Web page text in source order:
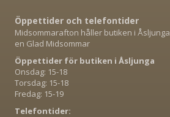
Öppettider och telefontider
Midsommarafton håller butiken i
en Glad Midsommar
Öppettider för butiken i Åsljunga
Onsdag: 15-18
Torsdag: 15-18
Fredag: 15-19
Telefontider: